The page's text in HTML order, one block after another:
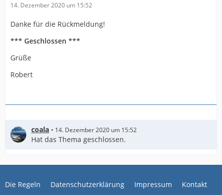
14. Dezember 2020 um 15:52
Danke für die Rückmeldung!
*** Geschlossen ***
Grüße
Robert
coala 14. Dezember 2020 um 15:52
Hat das Thema geschlossen.
Die Regeln Datenschutzerklärung Impressum Kontakt